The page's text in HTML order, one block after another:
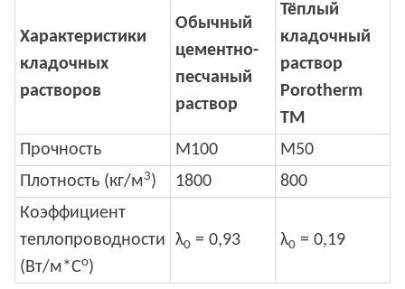
Характеристики
кладочных
растворов
Обычный
цементно-
песчаный
раствор
Тёплый
кладочный
раствор
Porotherm
TM
Прочность
М100
М50
Плотность (кг/м3) 1800
800
Коэффициент
теплопроводности
(Вт/м*Со)
λ0 = 0,93 λ0 = 0,19